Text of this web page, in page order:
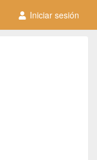
Iniciar sesión